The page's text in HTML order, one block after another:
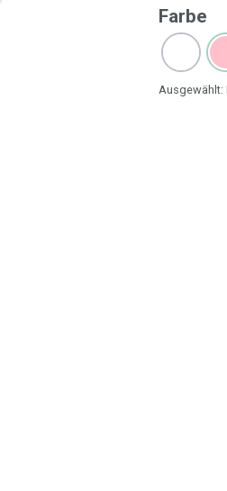
Farbe
Ausgewählt: